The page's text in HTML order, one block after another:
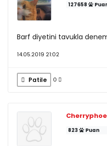
127658
Barf diyetini tavukla
14.05.2019 21:02
Patile 0
823 Puan